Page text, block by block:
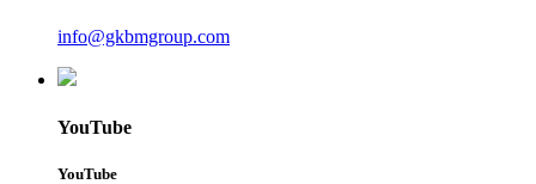
info@gkbmgroup.com
YouTube
YouTube